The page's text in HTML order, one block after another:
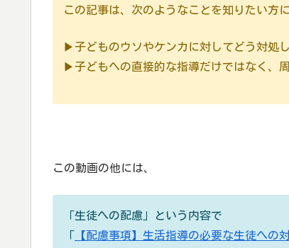
この記事は、次のようなことを知りたい方
▶子どものウソやケンカに対してどう対処
▶子どもへの直接的な指導だけではなく、
この動画の他には、
「生徒への配慮」という内容で
「 【配慮事項】生活指導の必要な生徒への